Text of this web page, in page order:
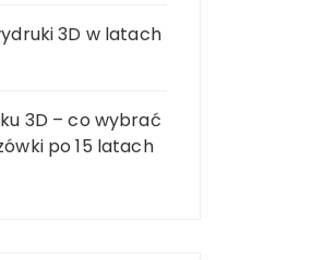
3D w latach
3D – co wybrać
po 15 latach